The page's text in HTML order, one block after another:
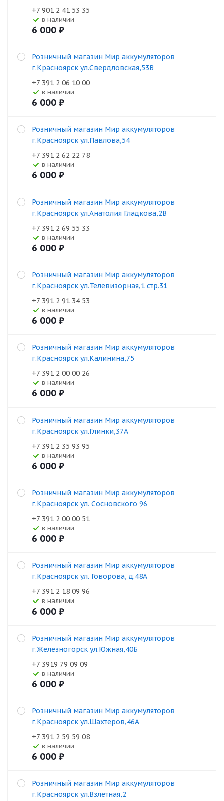
+7 901 2 41 53 35
В наличии
6 000 ₽
Розничный магазин Мир аккумуляторов
г.Красноярск ул.Свердловская,53В
+7 391 2 06 10 00
В наличии
6 000 ₽
Розничный магазин Мир аккумуляторов
г.Красноярск ул.Павлова,54
+7 391 2 62 22 78
В наличии
6 000 ₽
Розничный магазин Мир аккумуляторов
г.Красноярск ул.Анатолия Гладкова,2В
+7 391 2 69 55 33
В наличии
6 000 ₽
Розничный магазин Мир аккумуляторов
г.Красноярск ул.Телевизорная,1 стр.31
+7 391 2 91 34 53
В наличии
6 000 ₽
Розничный магазин Мир аккумуляторов
г.Красноярск ул.Калинина,75
+7 391 2 00 00 26
В наличии
6 000 ₽
Розничный магазин Мир аккумуляторов
г.Красноярск ул.Глинки,37А
+7 391 2 35 93 95
В наличии
6 000 ₽
Розничный магазин Мир аккумуляторов
г.Красноярск ул. Сосновского 96
+7 391 2 00 00 51
В наличии
6 000 ₽
Розничный магазин Мир аккумуляторов
г.Красноярск ул. Говорова, д.48А
+7 391 2 18 09 96
В наличии
6 000 ₽
Розничный магазин Мир аккумуляторов
г.Железногорск ул.Южная,40Б
+7 3919 79 09 09
В наличии
6 000 ₽
Розничный магазин Мир аккумуляторов
г.Красноярск ул.Шахтеров,46А
+7 391 2 59 59 08
В наличии
6 000 ₽
Розничный магазин Мир аккумуляторов
г.Красноярск ул.Взлетная,2